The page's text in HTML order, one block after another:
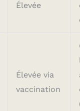
Élevée
Élevée via
vaccination